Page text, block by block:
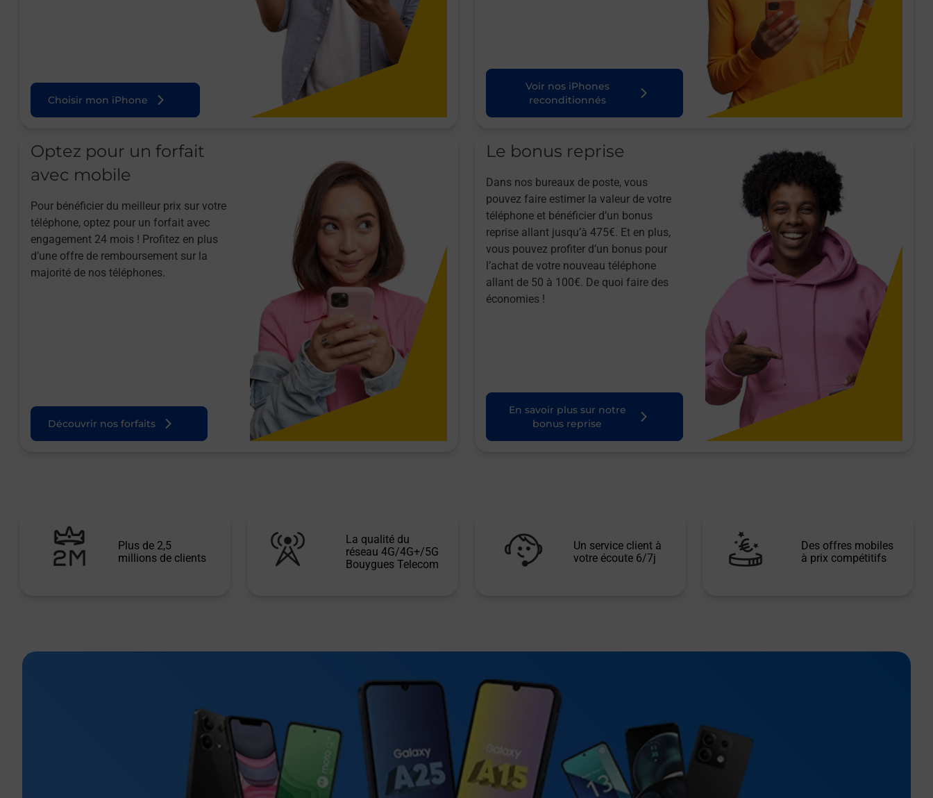
Choisir mon iPhone
Voir nos iPhones
reconditionnés
Optez pour un forfait
avec mobile
Pour bénéficier du meilleur prix sur votre
téléphone, optez pour un forfait avec
engagement 24 mois ! Profitez en plus
d’une offre de remboursement sur la
majorité de nos téléphones.
Découvrir nos forfaits
Le bonus reprise
Dans nos bureaux de poste, vous
pouvez faire estimer la valeur de votre
téléphone et bénéficier d’un bonus
reprise allant jusqu’à 475€. Et en plus,
vous pouvez profiter d’un bonus pour
l’achat de votre nouveau téléphone
allant de 50 à 100€. De quoi faire des
économies !
En savoir plus sur notre
bonus reprise
Plus de 2,5
millions de clients
La qualité du
réseau 4G/4G+/5G
Bouygues Telecom
Un service client à
votre écoute 6/7j
Des offres mobiles
à prix compétitifs